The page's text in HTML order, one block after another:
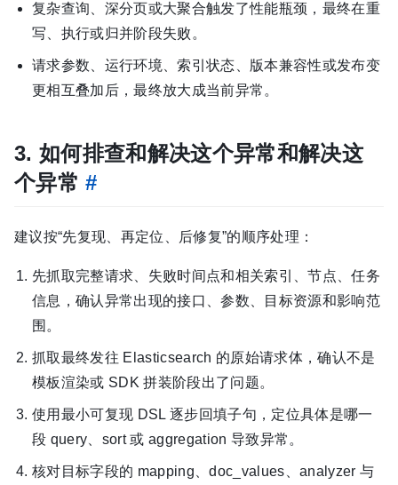
复杂查询、深分页或大聚合触发了性能瓶颈，最终在重
写、执行或归并阶段失败。
请求参数、运行环境、索引状态、版本兼容性或发布变
更相互叠加后，最终放大成当前异常。
3. 如何排查和解决这个异常和解决这
个异常#
建议按“先复现、再定位、后修复”的顺序处理：
先抓取完整请求、失败时间点和相关索引、节点、任务
信息，确认异常出现的接口、参数、目标资源和影响范
围。
抓取最终发往 Elasticsearch 的原始请求体，确认不是
模板渲染或 SDK 拼装阶段出了问题。
使用最小可复现 DSL 逐步回填子句，定位具体是哪一
段 query、sort 或 aggregation 导致异常。
核对目标字段的 mapping、doc_values、analyzer 与